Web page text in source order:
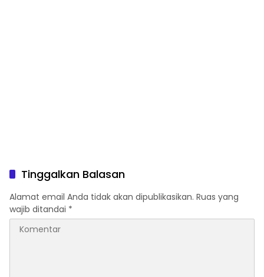
Tinggalkan Balasan
Alamat email Anda tidak akan dipublikasikan. Ruas yang
wajib ditandai *